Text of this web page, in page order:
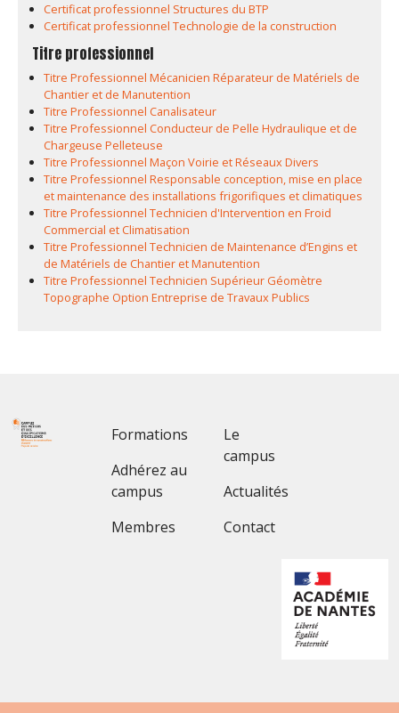
Certificat professionnel Structures du BTP
Certificat professionnel Technologie de la construction
Titre professionnel
Titre Professionnel Mécanicien Réparateur de Matériels de
Chantier et de Manutention
Titre Professionnel Canalisateur
Titre Professionnel Conducteur de Pelle Hydraulique et de
Chargeuse Pelleteuse
Titre Professionnel Maçon Voirie et Réseaux Divers
Titre Professionnel Responsable conception, mise en place
et maintenance des installations frigorifiques et climatiques
Titre Professionnel Technicien d'Intervention en Froid
Commercial et Climatisation
Titre Professionnel Technicien de Maintenance d’Engins et
de Matériels de Chantier et Manutention
Titre Professionnel Technicien Supérieur Géomètre
Topographe Option Entreprise de Travaux Publics
Footer 1
Formations
Adhérez au
campus
Membres
Footer 2
Le
campus
Actualités
Contact